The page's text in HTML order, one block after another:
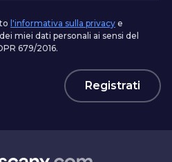
l'informativa sulla privacy e
miei dati personali ai sensi del
679/2016.
Registrati